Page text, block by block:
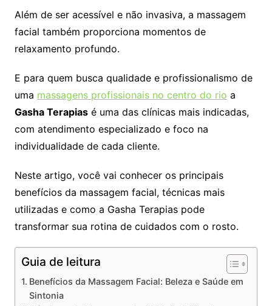
Além de ser acessível e não invasiva, a massagem
facial também proporciona momentos de
relaxamento profundo.
E para quem busca qualidade e profissionalismo de
uma massagens profissionais no centro do rio a
Gasha Terapiasé uma das clínicas mais indicadas,
com atendimento especializado e foco na
individualidade de cada cliente.
Neste artigo, você vai conhecer os principais
benefícios da massagem facial, técnicas mais
utilizadas e como a Gasha Terapias pode
transformar sua rotina de cuidados com o rosto.
Guia de leitura
Benefícios da Massagem Facial: Beleza e Saúde em
Sintonia